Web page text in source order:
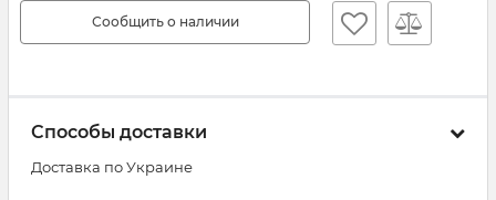
Сообщить о наличии
Способы доставки
Доставка по Украине